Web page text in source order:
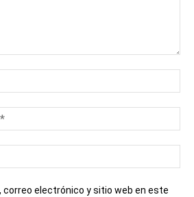
correo electrónico y sitio web en este